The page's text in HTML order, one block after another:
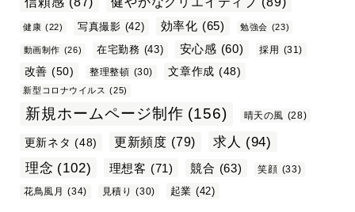
健康 (22) 写真撮影 (42) 効率化 (65) 勉強会 (23)
動画制作 (26) 在宅勤務 (43) 安心感 (60) 採用 (31)
改善 (50) 整理整頓 (30) 文章作成 (48)
新型コロナウイルス (25)
新規ホームページ制作 (156) 晴天の風 (28)
更新ネタ (48) 更新頻度 (79) 求人 (94)
理念 (102) 理想客 (71) 競合 (63) 笑顔 (33)
花鳥風月 (34) 見積り (30) 起業 (42)